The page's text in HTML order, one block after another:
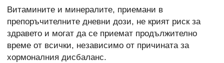
Витамините и минералите, приемани в
препоръчителните дневни дози, не крият риск за
здравето и могат да се приемат продължително
време от всички, независимо от причината за
хормоналния дисбаланс.